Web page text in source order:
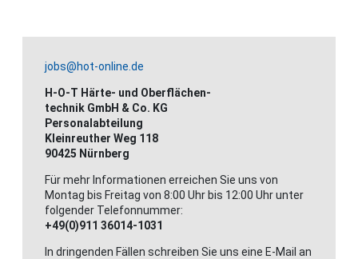
jobs@hot-online.de
H-O-T Härte- und Oberflächen-
technik GmbH & Co. KG
Personalabteilung
Kleinreuther Weg 118
90425 Nürnberg
Für mehr Informationen erreichen Sie uns von
Montag bis Freitag von 8:00 Uhr bis 12:00 Uhr unter
folgender Telefonnummer:
+49(0)911 36014-1031
In dringenden Fällen schreiben Sie uns eine E-Mail an